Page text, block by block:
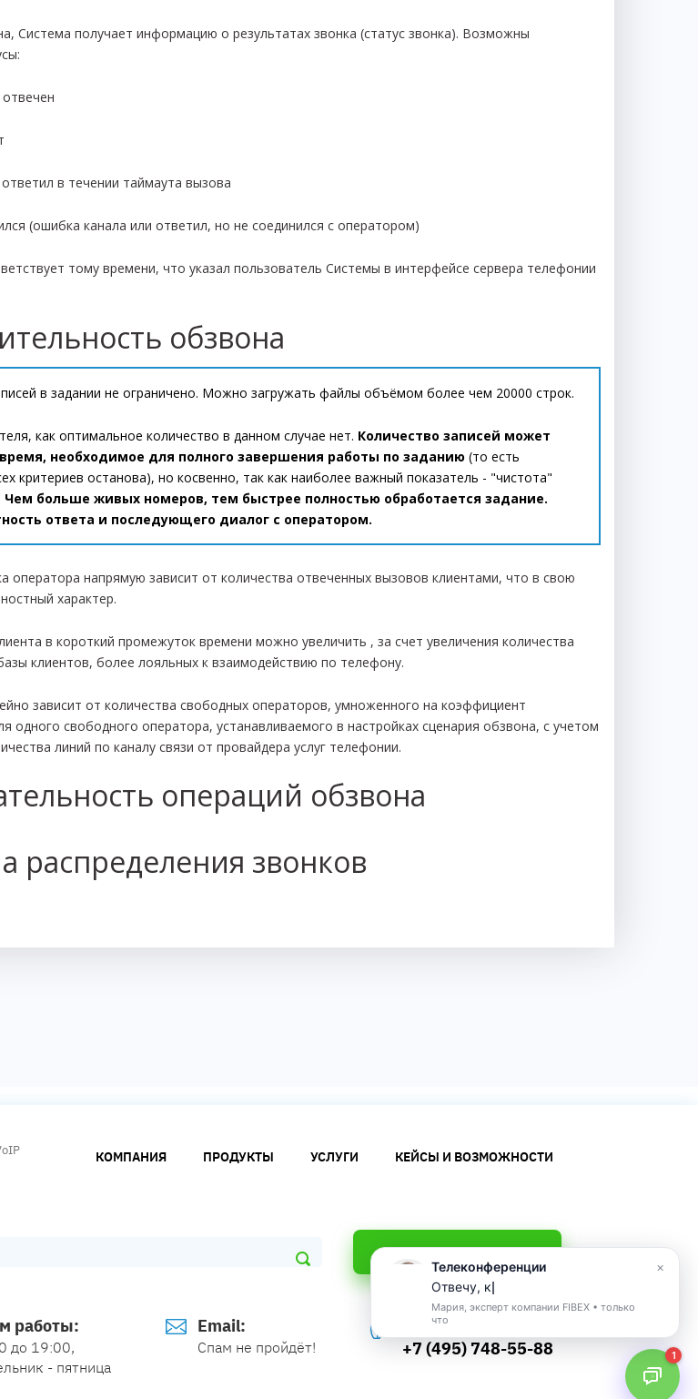
Система получает информацию о результатах звонка (статус звонка). Возможны
в течении таймаута вызова
(ошибка канала или ответил, но не соединился с оператором)
тому времени, что указал пользователь Системы в интерфейсе сервера телефонии
обзвона
в задании не ограничено. Можно загружать файлы объёмом более чем 20000 строк.
как оптимальное количество в данном случае нет. Количество записей может
необходимое для полного завершения работы по заданию (то есть
критериев останова), но косвенно, так как наиболее важный показатель - "чистота"
Чем больше живых номеров, тем быстрее полностью обработается задание.
ответа и последующего диалог с оператором.
оператора напрямую зависит от количества отвеченных вызовов клиентами, что в свою
характер.
в короткий промежуток времени можно увеличить , за счет увеличения количества
клиентов, более лояльных к взаимодействию по телефону.
зависит от количества свободных операторов, умноженного на коэффициент
одного свободного оператора, устанавливаемого в настройках сценария обзвона, с учетом
линий по каналу связи от провайдера услуг телефонии.
операций обзвона
распределения звонков
КОМПАНИЯ ПРОДУКТЫ УСЛУГИ КЕЙСЫ И ВОЗМОЖНОСТИ
ОТПРАВИТЬ ЗАПРОС
работы:
до 19:00,
- пятница
Email:
Спам не пройдёт!
Телефон:
+7 (495) 748-55-88
1
Телеконференции
Отвечу, ка
Мария, эксперт компании FIBEX • только
что
×